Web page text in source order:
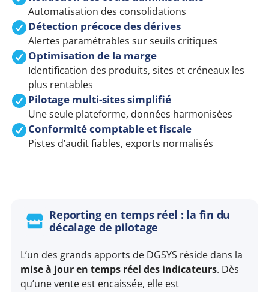
Automatisation des consolidations
Détection précoce des dérives
Alertes paramétrables sur seuils critiques
Optimisation de la marge
Identification des produits, sites et créneaux les
plus rentables
Pilotage multi-sites simplifié
Une seule plateforme, données harmonisées
Conformité comptable et fiscale
Pistes d’audit fiables, exports normalisés
Reporting en temps réel : la fin du
décalage de pilotage
L’un des grands apports de DGSYS réside dans la
mise à jour en temps réel des indicateurs. Dès
qu’une vente est encaissée, elle est